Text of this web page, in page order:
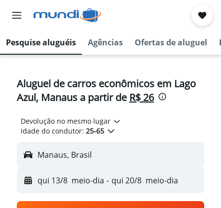
Pesquise aluguéis Agências Ofertas de aluguel
Aluguel de carros econômicos em Lago
Azul, Manaus a partir de R$ 26
Devolução no mesmo lugar
Idade do condutor: 25-65
Manaus, Brasil
qui 13/8 meio-dia - qui 20/8 meio-dia